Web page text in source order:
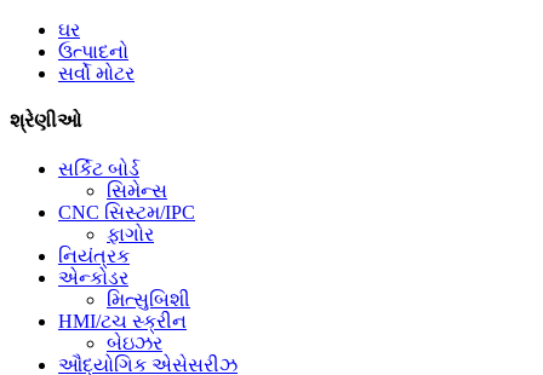
ઘર
ઉત્પાદનો
સર્વો મોટર
શ્રેણીઓ
સર્કિટ બોર્ડ
સિમેન્સ
CNC સિસ્ટમ/IPC
ફાગોર
નિયંત્રક
એન્કોડર
મિત્સુબિશી
HMI/ટચ સ્ક્રીન
બેઇઝર
ઔદ્યોગિક એસેસરીઝ